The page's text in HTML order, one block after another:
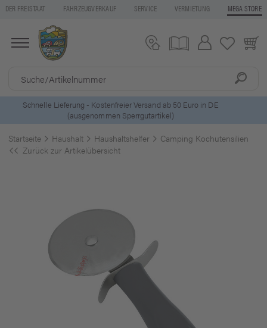
DER FREISTAAT FAHRZEUGVERKAUF SERVICE VERMIETUNG MEGA STORE
5 Euro Gutschein* bei Newsletter-Anmeldung
Startseite Haushalt Haushaltshelfer
Camping Kochutensilien
Zurück zur Artikelübersicht